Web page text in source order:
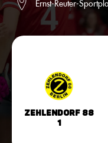
Ernst-Reuter-
Zehlendorf 88
1